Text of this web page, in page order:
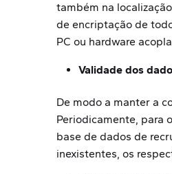
também na
de encriptação de
PC ou hardware
Validade dos
De modo a manter a
Periodicamente, para
base de dados de
inexistentes, os